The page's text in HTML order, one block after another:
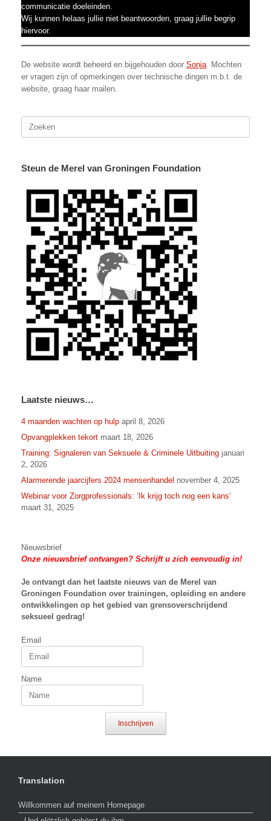
communicatie doeleinden.
Wij kunnen helaas jullie niet beantwoorden, graag jullie begrip
hiervoor.
De website wordt beheerd en bijgehouden door Sonja . Mochten
er vragen zijn of opmerkingen over technische dingen m.b.t. de
website, graag haar mailen.
Steun de Merel van Groningen Foundation
Laatste nieuws…
4 maanden wachten op hulp april 8, 2026
Opvangplekken tekort maart 18, 2026
Training: Signaleren van Seksuele & Criminele Uitbuiting januari
2, 2026
Alarmerende jaarcijfers 2024 mensenhandel november 4, 2025
Webinar voor Zorgprofessionals: ‘Ik krijg toch nog een kans’
maart 31, 2025
Nieuwsbrief
Onze nieuwsbrief ontvangen? Schrijft u zich eenvoudig in!
Je ontvangt dan het laatste nieuws van de Merel van
Groningen Foundation over trainingen, opleiding en andere
ontwikkelingen op het gebied van grensoverschrijdend
seksueel gedrag!
Email
Name
Inschrijven
Translation
Willkommen auf meinem Homepage